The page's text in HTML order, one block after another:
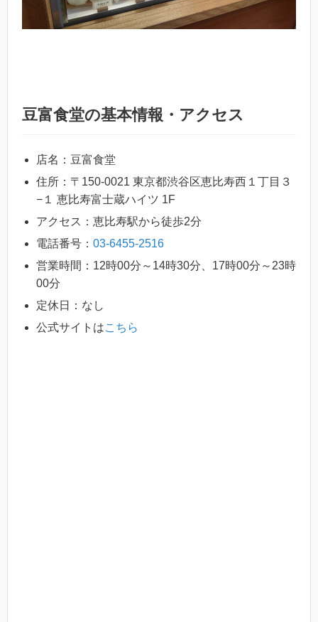
豆富食堂の基本情報・アクセス
店名：豆富食堂
住所：〒150-0021 東京都渋谷区恵比寿西１丁目３
−１ 恵比寿富士蔵ハイツ 1F
アクセス：恵比寿駅から徒歩2分
電話番号： 03-6455-2516
営業時間：12時00分～14時30分、17時00分～23時
00分
定休日：なし
公式サイトはこちら